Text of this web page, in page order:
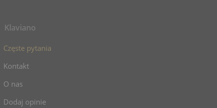
Klaviano
Częste pytania
Kontakt
O nas
Dodaj opinie